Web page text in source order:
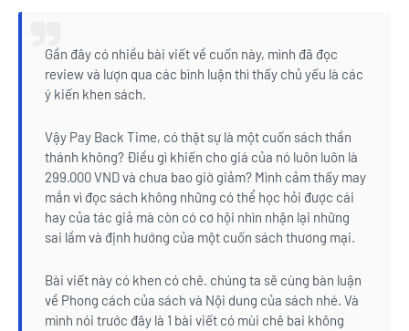
Gần đây có nhiều bài viết về cuốn này, mình đã đọc
review và lượn qua các bình luận thì thấy chủ yếu là các
ý kiến khen sách.
Vậy Pay Back Time, có thật sự là một cuốn sách thần
thánh không? Điều gì khiến cho giá của nó luôn luôn là
299.000 VND và chưa bao giờ giảm? Mình cảm thấy may
mắn vì đọc sách không những có thể học hỏi được cái
hay của tác giả mà còn có cơ hội nhìn nhận lại những
sai lầm và định hướng của một cuốn sách thương mại.
Bài viết này có khen có chê. chúng ta sẽ cùng bàn luận
về Phong cách của sách và Nội dung của sách nhé. Và
mình nói trước đây là 1 bài viết có mùi chê bai không